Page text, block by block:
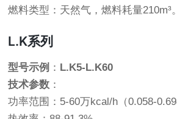
燃料类型：天然气，燃料耗量210m³。
L.K系列
型号示例 ： L.K5-L.K60
技术参数 ：
功率范围：5-60万kcal/h（0.058-